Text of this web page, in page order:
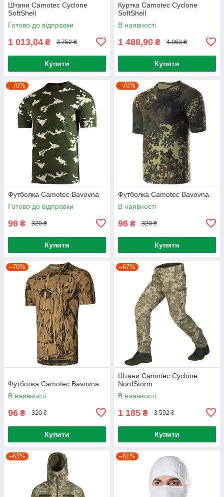
Штани Camotec Cyclone
SoftShell
Готово до відправки
1 013,04 ₴ 3 752 ₴
Купити
Куртка Camotec Cyclone
SoftShell
В наявності
1 488,90 ₴ 4 963 ₴
Купити
–70%
Футболка Camotec Bavovna
Готово до відправки
96 ₴ 320 ₴
Купити
–70%
Футболка Camotec Bavovna
В наявності
96 ₴ 320 ₴
Купити
–70%
Футболка Camotec Bavovna
В наявності
96 ₴ 320 ₴
Купити
–67%
Штани Camotec Cyclone
NordStorm
В наявності
1 185 ₴ 3 592 ₴
Купити
–63% –61%